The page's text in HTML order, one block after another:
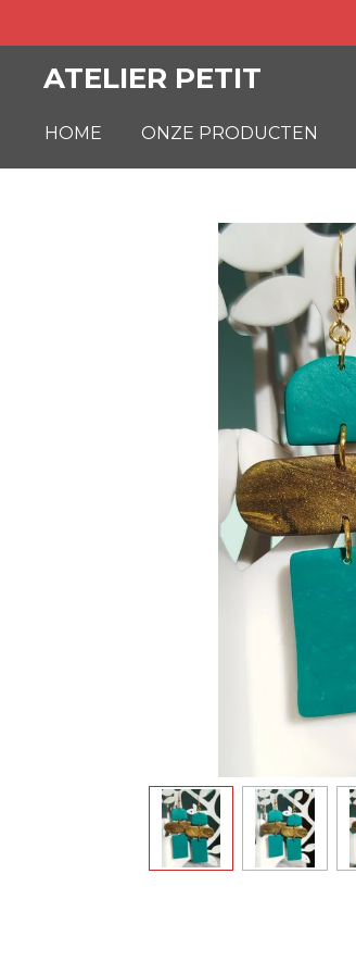
hoofdinhoud
ATELIER PETIT
HOME ONZE PRODUCTEN